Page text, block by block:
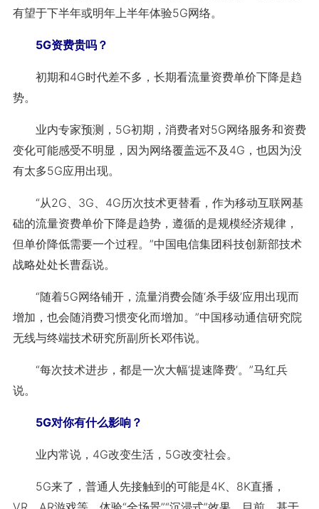
有望于下半年或明年上半年体验5G网络。
5G资费贵吗？
初期和4G时代差不多，长期看流量资费单价下降是趋
势。
业内专家预测，5G初期，消费者对5G网络服务和资费
变化可能感受不明显，因为网络覆盖远不及4G，也因为没
有太多5G应用出现。
“从2G、3G、4G历次技术更替看，作为移动互联网基
础的流量资费单价下降是趋势，遵循的是规模经济规律，
但单价降低需要一个过程。”中国电信集团科技创新部技术
战略处处长曹磊说。
“随着5G网络铺开，流量消费会随‘杀手级’应用出现而
增加，也会随消费习惯变化而增加。”中国移动通信研究院
无线与终端技术研究所副所长邓伟说。
“每次技术进步，都是一次大幅‘提速降费’。”马红兵
说。
5G对你有什么影响？
业内常说，4G改变生活，5G改变社会。
5G来了，普通人先接触到的可能是4K、8K直播，